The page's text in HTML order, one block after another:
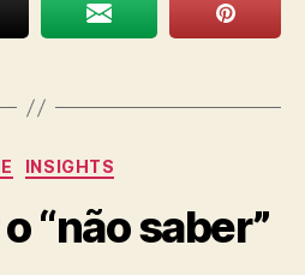
Categorias
INSIGHTS
“não saber”